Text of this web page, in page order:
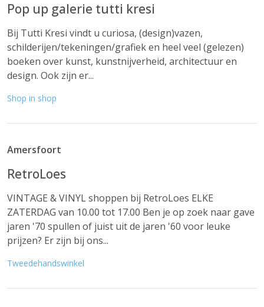
Pop up galerie tutti kresi
Bij Tutti Kresi vindt u curiosa, (design)vazen,
schilderijen/tekeningen/grafiek en heel veel (gelezen)
boeken over kunst, kunstnijverheid, architectuur en
design. Ook zijn er...
Shop in shop
Amersfoort
RetroLoes
VINTAGE & VINYL shoppen bij RetroLoes ELKE
ZATERDAG van 10.00 tot 17.00 Ben je op zoek naar gave
jaren '70 spullen of juist uit de jaren '60 voor leuke
prijzen? Er zijn bij ons...
Tweedehandswinkel